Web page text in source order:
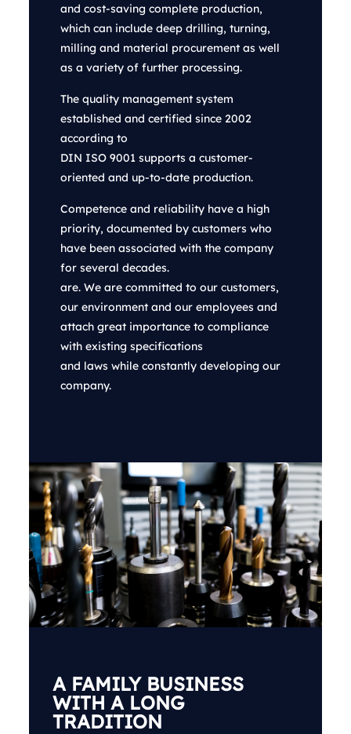
and cost-saving complete production,
which can include deep drilling, turning,
milling and material procurement as well
as a variety of further processing.
The quality management system
established and certified since 2002
according to
DIN ISO 9001 supports a customer-
oriented and up-to-date production.
Competence and reliability have a high
priority, documented by customers who
have been associated with the company
for several decades.
are. We are committed to our customers,
our environment and our employees and
attach great importance to compliance
with existing specifications
and laws while constantly developing our
company.
A FAMILY BUSINESS
WITH A LONG
TRADITION